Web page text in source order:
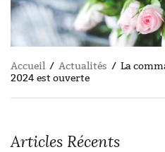
Accueil/ Actualités / La
2024 est ouverte
Articles Récents